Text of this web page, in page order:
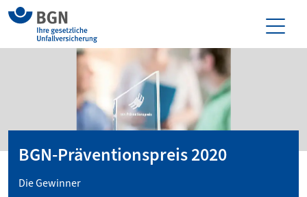
BGN-Präventionspreis 2020
Die Gewinner